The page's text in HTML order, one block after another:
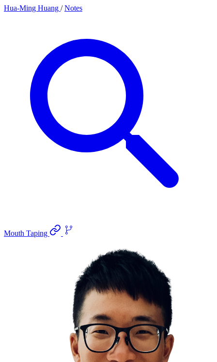
Hua-Ming Huang / Notes
Mouth Taping